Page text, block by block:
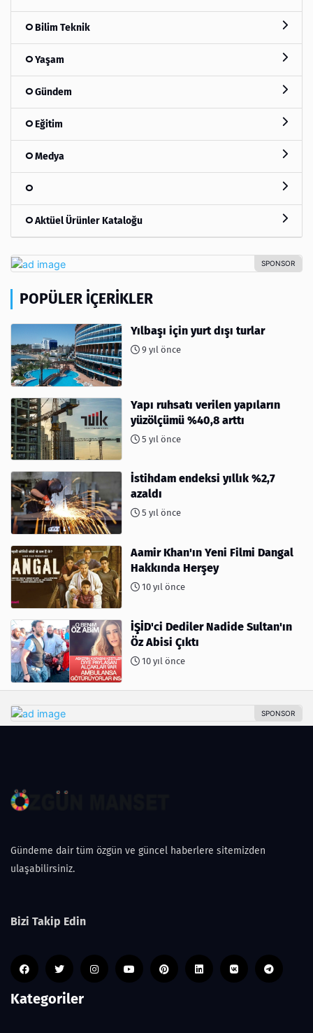
Bilim Teknik
Yaşam
Gündem
Eğitim
Medya
Aktüel Ürünler Kataloğu
POPÜLER İÇERIKLER
Yılbaşı için yurt dışı turlar
9 yıl önce
Yapı ruhsatı verilen yapıların
yüzölçümü %40,8 arttı
5 yıl önce
İstihdam endeksi yıllık %2,7
azaldı
5 yıl önce
Aamir Khan'ın Yeni Filmi Dangal
Hakkında Herşey
10 yıl önce
İŞİD'ci Dediler Nadide Sultan'ın
Öz Abisi Çıktı
10 yıl önce
Gündeme dair tüm özgün ve güncel haberlere sitemizden
ulaşabilirsiniz.
Bizi Takip Edin
Kategoriler